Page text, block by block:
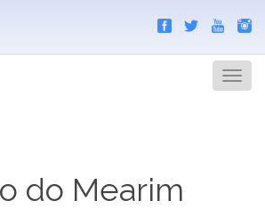
Menu
do Mearim